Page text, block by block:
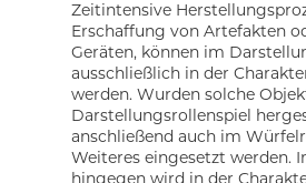
Zeitintensive
Erschaffung von Artefakten
Geräten, können im
ausschließlich in der
werden. Wurden solche
Darstellungsrollenspiel
anschließend auch im
Weiteres eingesetzt werden.
hingegen wird in der